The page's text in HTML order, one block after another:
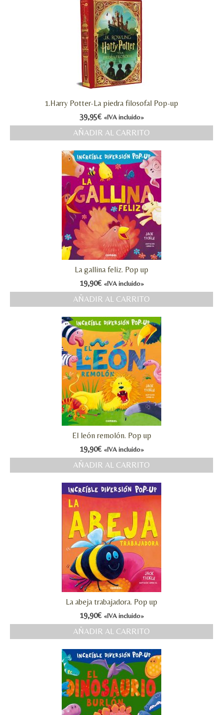
1.Harry Potter-La piedra filosofal Pop-up
39,95€ «IVA incluido»
AÑADIR AL CARRITO
La gallina feliz. Pop up
19,90€ «IVA incluido»
AÑADIR AL CARRITO
El león remolón. Pop up
19,90€ «IVA incluido»
AÑADIR AL CARRITO
La abeja trabajadora. Pop up
19,90€ «IVA incluido»
AÑADIR AL CARRITO